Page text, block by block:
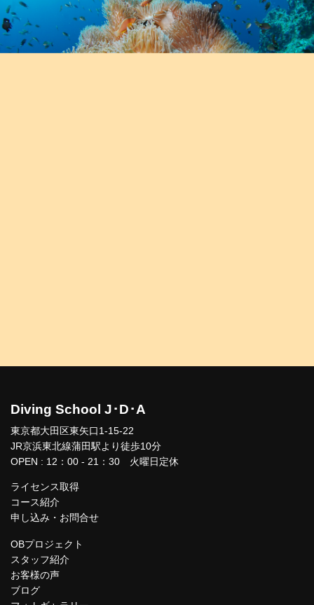
Diving School J･D･A
東京都大田区東矢口1-15-22
JR京浜東北線蒲田駅より徒歩10分
OPEN : 12：00 - 21：30 火曜日定休
ライセンス取得
コース紹介
申し込み・お問合せ
OBプロジェクト
スタッフ紹介
お客様の声
ブログ